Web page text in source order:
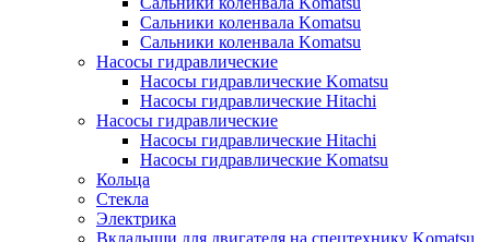
Сальники коленвала Komatsu
Сальники коленвала Komatsu
Насосы гидравлические
Насосы гидравлические Komatsu
Насосы гидравлические Hitachi
Насосы гидравлические
Насосы гидравлические Hitachi
Насосы гидравлические Komatsu
Кольца
Стекла
Электрика
Вкладыши для двигателя на спецтехнику Komatsu